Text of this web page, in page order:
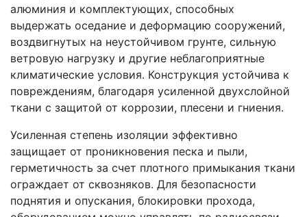
алюминия и комплектующих, способных
выдержать оседание и деформацию сооружений,
воздвигнутых на неустойчивом грунте, сильную
ветровую нагрузку и другие неблагоприятные
климатические условия. Конструкция устойчива к
повреждениям, благодаря усиленной двухслойной
ткани с защитой от коррозии, плесени и гниения.
Усиленная степень изоляции эффективно
защищает от проникновения песка и пыли,
герметичность за счет плотного примыкания ткани
ограждает от сквозняков. Для безопасности
поднятия и опускания, блокировки прохода,